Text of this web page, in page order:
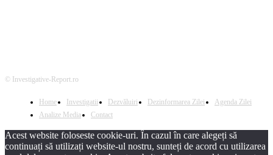
© Investigative-Report.ro
Home Investigatii Dezvăluiri Dezinformarea Zilei
Agenda Zilei
Analize Media
Contact
Acest website foloseste cookie-uri. În cazul în care alegeți să
continuați să utilizați website-ul nostru, sunteți de acord cu utilizarea